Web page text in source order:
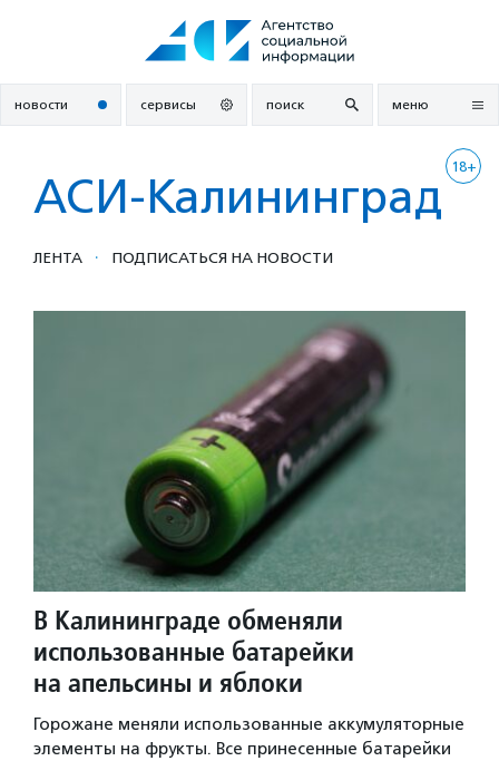
новости сервисы поиск меню
18+
АСИ-Калининград
ЛЕНТА · ПОДПИСАТЬСЯ НА НОВОСТИ
В Калининграде обменяли
использованные батарейки
на апельсины и яблоки
Горожане меняли использованные аккумуляторные
элементы на фрукты. Все принесенные батарейки